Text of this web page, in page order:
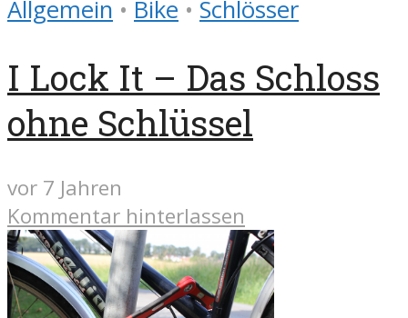
Allgemein • Bike • Schlösser
I Lock It – Das Schloss
ohne Schlüssel
vor 7 Jahren
Kommentar hinterlassen